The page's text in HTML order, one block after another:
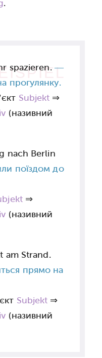
.
spazieren.—
прогулянку.
Subjekt ⇒
(називний
nach Berlin
поїздом до
⇒
(називний
am Strand.
прямо на
Subjekt ⇒
(називний